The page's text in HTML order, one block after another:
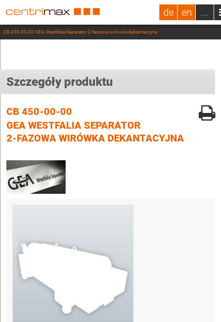
de en ...
CB 450-00-00 GEA Westfalia Separator 2-fazowa wirówka dekantacyjna
Szczegóły produktu
CB 450-00-00
GEA WESTFALIA SEPARATOR
2-FAZOWA WIRÓWKA DEKANTACYJNA